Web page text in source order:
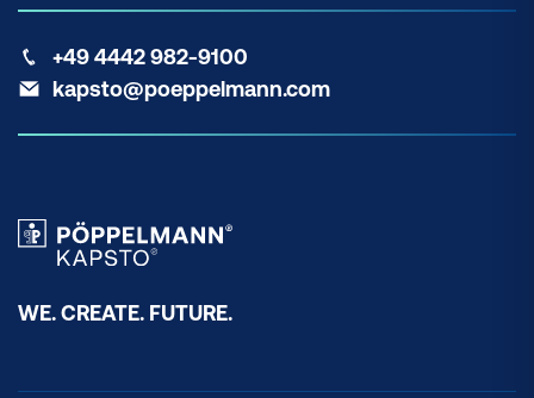
+49 4442 982-9100
kapsto@poeppelmann.com
WE. CREATE. FUTURE.